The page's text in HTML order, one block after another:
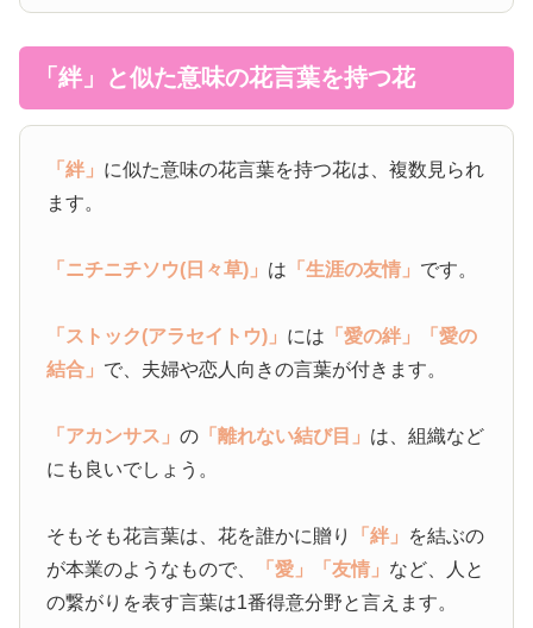
「絆」と似た意味の花言葉を持つ花
「絆」 に似た意味の花言葉を持つ花は、複数見られ
ます。
「ニチニチソウ(日々草)」 は 「生涯の友情」 です。
「ストック(アラセイトウ)」 には 「愛の絆」
「愛の
結合」 で、夫婦や恋人向きの言葉が付きます。
「アカンサス」の 「離れない結び目」 は、組織など
にも良いでしょう。
そもそも花言葉は、花を誰かに贈り 「絆」 を結ぶの
が本業のようなもので、
「愛」 「友情」 など、人と
の繋がりを表す言葉は1番得意分野と言えます。